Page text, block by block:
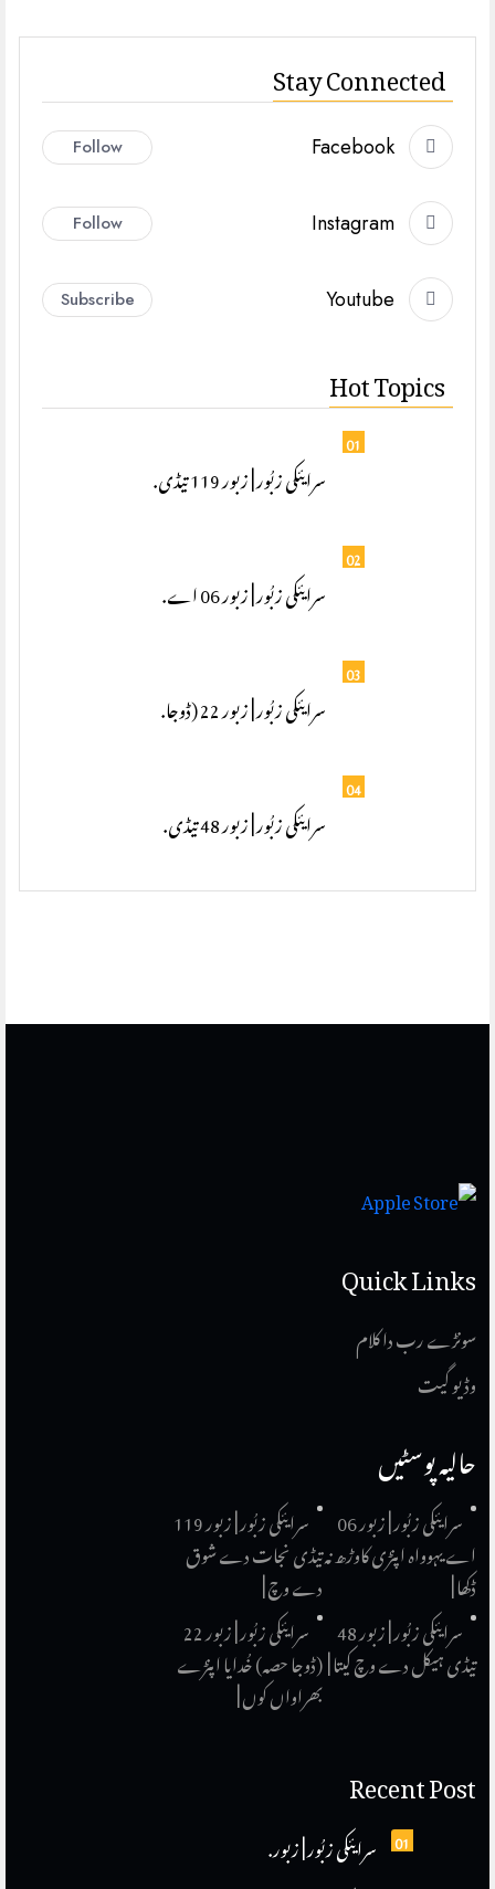
Stay Connected
Facebook
Follow
Instagram
Follow
Youtube
Subscribe
Hot Topics
01
سرایئکی زبُور | زبور 119 تیڈی.
02
سرایئکی زبُور | زبور 06 اے.
03
سرایئکی زبُور | زبور 22 (ڈوجا.
04
سرایئکی زبُور | زبور 48 تیڈی.
Quick Links
سونڑے رب دا کلام
وڈیو گیت
حالیہ پوسٹیں
سرایئکی زبُور | زبور 119
تیڈی نجات دے شوق
دے وچ |
سرایئکی زبُور | زبور 06
اے یہوواہ اپنڑی کاوڑھ نہ
ڈکھا |
سرایئکی زبُور | زبور 22
(ڈوجا حصہ) خُدایا اپنڑے
بھراواں کوں |
سرایئکی زبُور | زبور 48
تیڈی ہیکل دے وچ کیتا |
Recent Post
01 سرایئکی زبُور | زبور.